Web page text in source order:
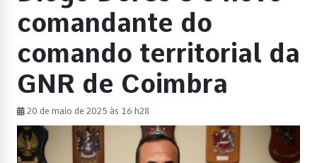
comandante do
comando territorial da
GNR de Coimbra
20 de maio de 2025 às 16 h28